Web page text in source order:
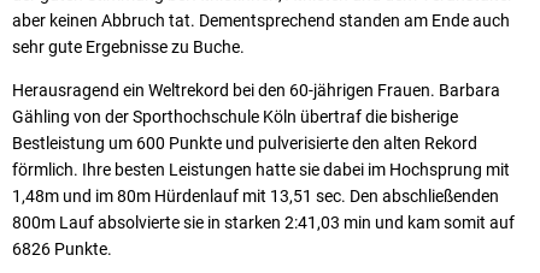
aber keinen Abbruch tat. Dementsprechend standen am Ende auch
sehr gute Ergebnisse zu Buche.
Herausragend ein Weltrekord bei den 60-jährigen Frauen. Barbara
Gähling von der Sporthochschule Köln übertraf die bisherige
Bestleistung um 600 Punkte und pulverisierte den alten Rekord
förmlich. Ihre besten Leistungen hatte sie dabei im Hochsprung mit
1,48m und im 80m Hürdenlauf mit 13,51 sec. Den abschließenden
800m Lauf absolvierte sie in starken 2:41,03 min und kam somit auf
6826 Punkte.